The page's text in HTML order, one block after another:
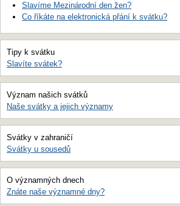
Slavíme Mezinárodní den žen?
Co říkáte na elektronická přání k svátku?
Tipy k svátku
Slavíte svátek?
Význam našich svátků
Naše svátky a jejich významy
Svátky v zahraničí
Svátky u sousedů
O významných dnech
Znáte naše významné dny?